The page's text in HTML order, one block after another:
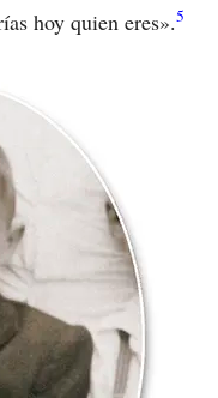
hoy quien eres».5